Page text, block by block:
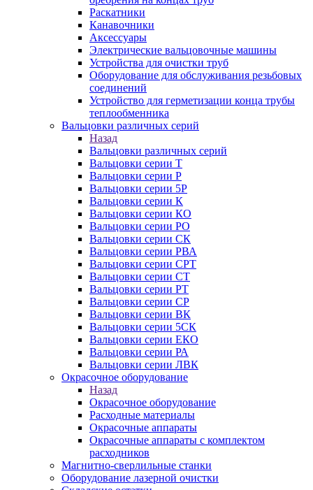
Раскатники
Канавочники
Аксессуары
Электрические вальцовочные машины
Устройства для очистки труб
Оборудование для обслуживания резьбовых
соединений
Устройство для герметизации конца трубы
теплообменника
Вальцовки различных серий
Назад
Вальцовки различных серий
Вальцовки серии Т
Вальцовки серии Р
Вальцовки серии 5Р
Вальцовки серии К
Вальцовки серии КО
Вальцовки серии РО
Вальцовки серии СК
Вальцовки серии РВА
Вальцовки серии СРТ
Вальцовки серии СТ
Вальцовки серии РТ
Вальцовки серии СР
Вальцовки серии ВК
Вальцовки серии 5СК
Вальцовки серии ЕКО
Вальцовки серии РА
Вальцовки серии ЛВК
Окрасочное оборудование
Назад
Окрасочное оборудование
Расходные материалы
Окрасочные аппараты
Окрасочные аппараты с комплектом
расходников
Магнитно-сверлильные станки
Оборудование лазерной очистки